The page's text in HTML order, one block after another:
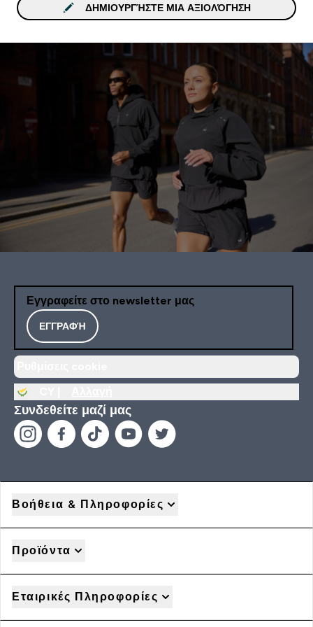
ΔΗΜΙΟΥΡΓΉΣΤΕ ΜΙΑ ΑΞΙΟΛΌΓΗΣΗ
Εγγραφείτε στο newsletter μας
ΕΓΓΡΑΦΉ
Συνδεθείτε μαζί μας
Βοήθεια & Πληροφορίες
Προϊόντα
Εταιρικές Πληροφορίες